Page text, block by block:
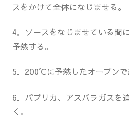
スをかけて全体になじませる。
4．ソースをなじませている間
予熱する。
5．200℃に予熱したオーブンで
6．パプリカ、アスパラガスを
く。